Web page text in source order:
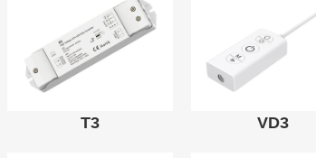
T3 VD3